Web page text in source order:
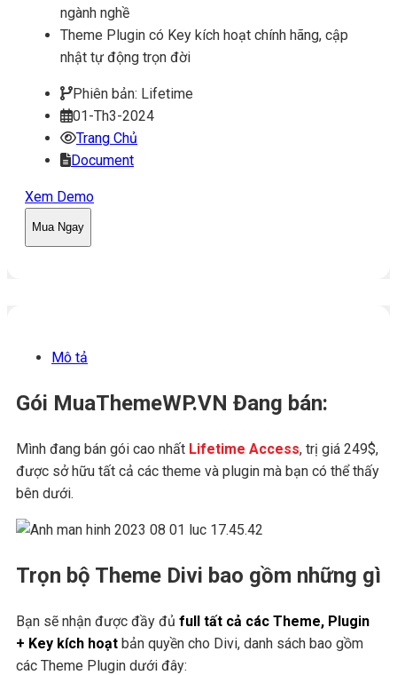
ngành nghề
Theme Plugin có Key kích hoạt chính hãng, cập
nhật tự động trọn đời
Phiên bản: Lifetime
01-Th3-2024
Trang Chủ
Document
Xem Demo
Mua Ngay
Mô tả
Gói MuaThemeWP.VN Đang bán:
Mình đang bán gói cao nhất Lifetime Access, trị giá 249$,
được sở hữu tất cả các theme và plugin mà bạn có thể thấy
bên dưới.
Trọn bộ Theme Divi bao gồm những gì
Bạn sẽ nhận được đầy đủ full tất cả các Theme, Plugin
+ Key kích hoạt bản quyền cho Divi, danh sách bao gồm
các Theme Plugin dưới đây: